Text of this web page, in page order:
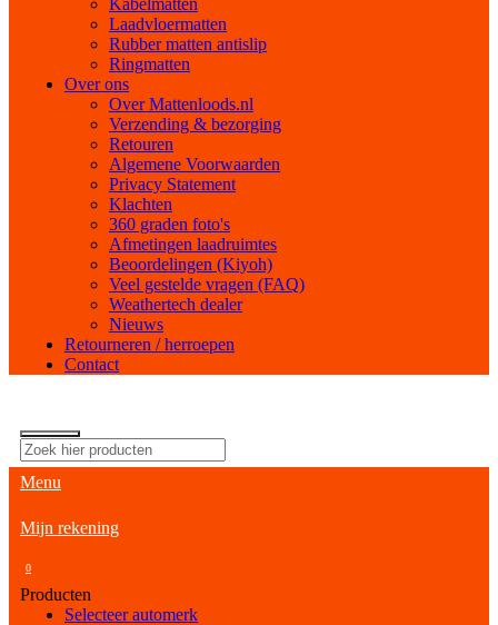
Kabelmatten
Laadvloermatten
Rubber matten antislip
Ringmatten
Over ons
Over Mattenloods.nl
Verzending & bezorging
Retouren
Algemene Voorwaarden
Privacy Statement
Klachten
360 graden foto's
Afmetingen laadruimtes
Beoordelingen (Kiyoh)
Veel gestelde vragen (FAQ)
Weathertech dealer
Nieuws
Retourneren / herroepen
Contact
Menu
Mijn rekening
0
Producten
Selecteer automerk